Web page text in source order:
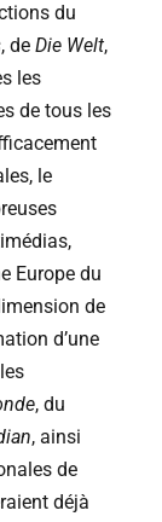
du
, de Die Welt,
les
de tous les
le
Europe du
de
d’une
, du
, ainsi
de
déjà